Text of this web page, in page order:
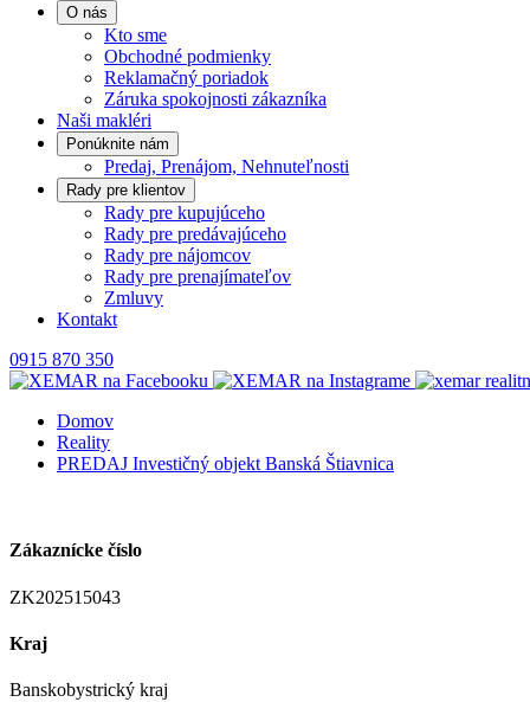
O nás
Kto sme
Obchodné podmienky
Reklamačný poriadok
Záruka spokojnosti zákazníka
Naši makléri
Ponúknite nám
Predaj, Prenájom, Nehnuteľnosti
Rady pre klientov
Rady pre kupujúceho
Rady pre predávajúceho
Rady pre nájomcov
Rady pre prenajímateľov
Zmluvy
Kontakt
0915 870 350
Domov
Reality
PREDAJ Investičný objekt Banská Štiavnica
Zákaznícke číslo
ZK202515043
Kraj
Banskobystrický kraj